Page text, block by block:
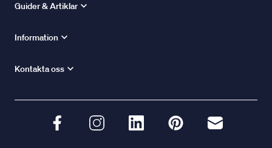
Guider & Artiklar
Information
Kontakta oss